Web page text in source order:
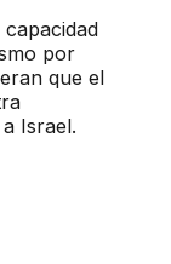
por
que el
Israel.